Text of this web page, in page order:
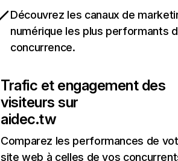
Découvrez les canaux de
numérique les plus performants
concurrence.
Trafic et engagement des
visiteurs sur
aidec.tw
Comparez les performances de
site web à celles de vos